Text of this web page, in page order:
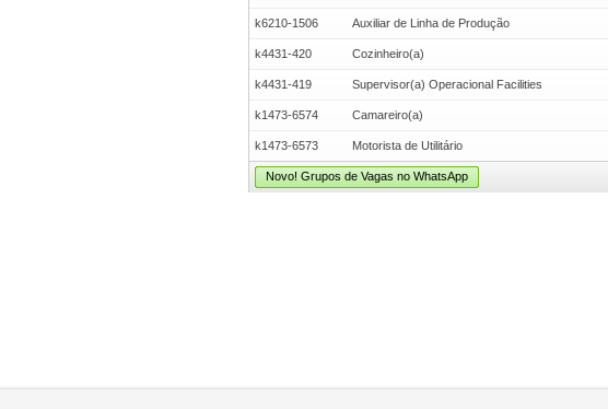
k6210-1506 Auxiliar de Linha de Produção
k4431-420 Cozinheiro(a)
k4431-419 Supervisor(a) Operacional Facilities
k1473-6574 Camareiro(a)
k1473-6573 Motorista de Utilitário
Novo! Grupos de Vagas no WhatsApp